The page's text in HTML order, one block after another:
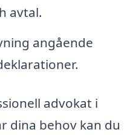
avtal.
angående
advokat i
dina behov kan du